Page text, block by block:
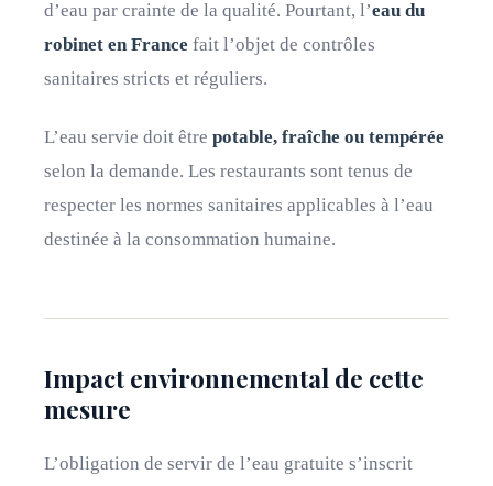
d’eau par crainte de la qualité. Pourtant, l’eau du
robinet en France fait l’objet de contrôles
sanitaires stricts et réguliers.
L’eau servie doit être potable, fraîche ou tempérée
selon la demande. Les restaurants sont tenus de
respecter les normes sanitaires applicables à l’eau
destinée à la consommation humaine.
Impact environnemental de cette
mesure
L’obligation de servir de l’eau gratuite s’inscrit